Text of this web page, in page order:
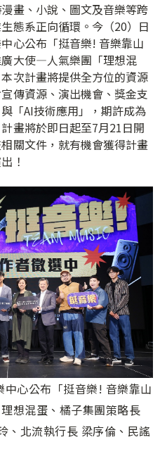
畫、小說、圖文及音樂等跨
態系正向循環。今（20）日
心公布「挺音樂! 音樂靠山
大使—人氣樂團「理想混
次計畫將提供全方位的資源
傳資源、演出機會、獎金支
「AI技術應用」，期許成為
畫將於即日起至7月21日開
關文件，就有機會獲得計畫
！
心公布「挺音樂! 音樂靠山
想混蛋、橘子集團策略長
、北流執行長 梁序倫、民謠